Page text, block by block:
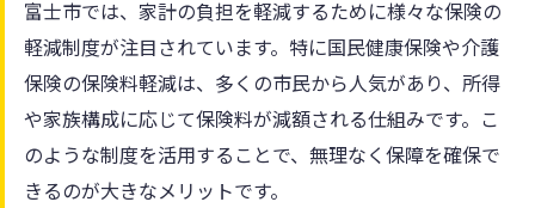
富士市では、家計の負担を軽減するために様々な保険の
軽減制度が注目されています。特に国民健康保険や介護
保険の保険料軽減は、多くの市民から人気があり、所得
や家族構成に応じて保険料が減額される仕組みです。こ
のような制度を活用することで、無理なく保障を確保で
きるのが大きなメリットです。